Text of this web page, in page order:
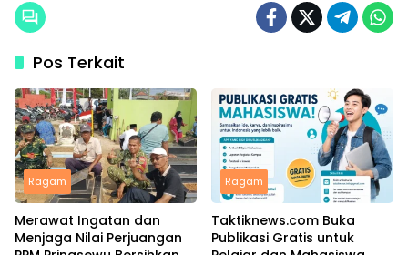
Pos Terkait
Ragam
Merawat Ingatan dan
Menjaga Nilai Perjuangan
Ragam
Taktiknews.com Buka
Publikasi Gratis untuk